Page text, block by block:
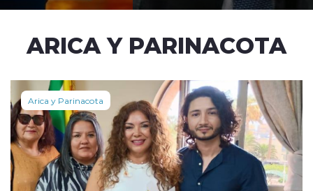
ARICA Y PARINACOTA
Arica y Parinacota